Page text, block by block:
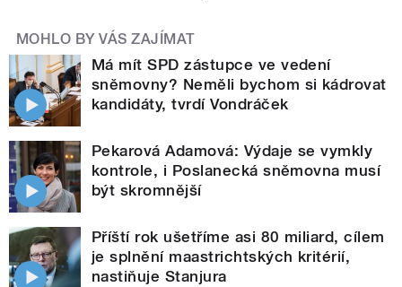
MOHLO BY VÁS ZAJÍMAT
Má mít SPD zástupce ve vedení
sněmovny? Neměli bychom si kádrovat
kandidáty, tvrdí Vondráček
Pekarová Adamová: Výdaje se vymkly
kontrole, i Poslanecká sněmovna musí
být skromnější
Příští rok ušetříme asi 80 miliard, cílem
je splnění maastrichtských kritérií,
nastiňuje Stanjura